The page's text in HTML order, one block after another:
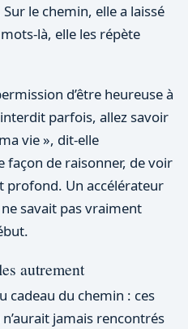
le chemin, elle a laissé
là, elle les répète
d’être heureuse à
parfois, allez savoir
vie », dit-elle
façon de raisonner, de voir
profond. Un accélérateur
savait pas vraiment
autrement
cadeau du chemin : ces
n’aurait jamais rencontrés